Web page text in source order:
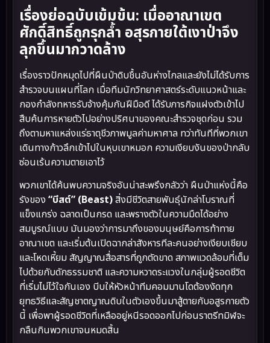
เรื่องย่อฉบับเข้มข้น: เมื่ออาณาเขต
ศักดิ์สิทธิ์ถูกรุกล้ำ อสุรกายใต้เงาป่าจึง
ลุกขึ้นมากวาดล้าง
เรื่องราวปักหมุดไปที่ผืนป่าดิบชื้นอันห่างไกลและยังไม่ได้รับการ
สำรวจบนแผนที่โลก เมื่อทีมนักวิทยาศาสตร์ระดับแนวหน้าและ
กองกำลังทหารรับจ้างคุ้มกันฝีมือดี ได้รับภารกิจแฝงตัวเข้าไป
สืบค้นการหายตัวไปอย่างปริศนาของคณะสำรวจชุดก่อน รวม
ถึงตามหาแหล่งแร่ธาตุชีวภาพมูลค่ามหาศาล ทว่าทันทีที่พวกเขา
เดินทางก้าวลึกเข้าไปในหุบเขาหมอก ความเงียบงันของป่ากลับ
ซ่อนเร้นความตายเอาไว้
พวกเขาได้ค้นพบความจริงอันน่าสะพรึงกลัวว่า ผืนป่าแห่งนี้คือ
รังของ “บีสต์” (Beast)สิ่งมีชีวิตสายพันธุ์นักล่าโบราณที่
แข็งแกร่ง ฉลาดเป็นกรด และพรางตัวในความมืดได้อย่าง
สมบูรณ์แบบ มันมองว่าการมาถึงของมนุษย์คือการท้าทาย
อาณาเขต และเริ่มต้นเปิดฉากล่าสังหารทีละคนอย่างเงียบเชียบ
และโหดเหี้ยม สัญญาณสื่อสารที่ถูกตัดขาด สภาพแวดล้อมที่เต็ม
ไปด้วยกับดักธรรมชาติ และความหวาดระแวงในกลุ่มผู้รอดชีวิต
ที่เริ่มไม่ไว้ใจกันเอง บีบให้หัวหน้าทีมคอมมานโดต้องงัดทุก
ยุทธวิธีและสัญชาตญาณดิบในตัวเองขึ้นมาสู้ตายกับอสูรกายตัว
นี้ เพื่อพาผู้รอดชีวิตที่เหลืออยู่หนีรอดออกไปก่อนราตรีทมิฬจะ
กลืนกินพวกเขาจนหมดสิ้น